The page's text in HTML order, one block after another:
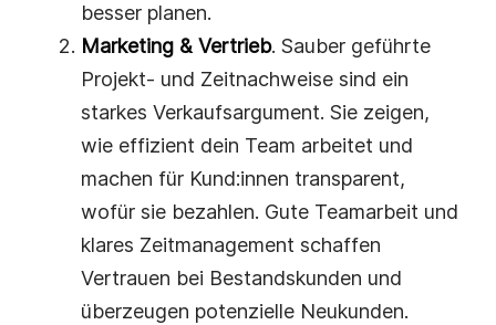
besser planen.
Marketing & Vertrieb. Sauber geführte
Projekt- und Zeitnachweise sind ein
starkes Verkaufsargument. Sie zeigen,
wie effizient dein Team arbeitet und
machen für Kund:innen transparent,
wofür sie bezahlen. Gute Teamarbeit und
klares Zeitmanagement schaffen
Vertrauen bei Bestandskunden und
überzeugen potenzielle Neukunden.